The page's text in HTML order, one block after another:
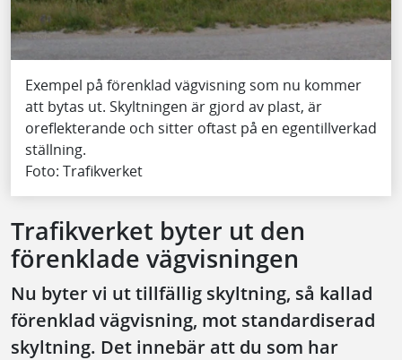
Exempel på förenklad vägvisning som nu kommer
att bytas ut. Skyltningen är gjord av plast, är
oreflekterande och sitter oftast på en egentillverkad
ställning.
Foto: Trafikverket
Trafikverket byter ut den
förenklade vägvisningen
Nu byter vi ut tillfällig skyltning, så kallad
förenklad vägvisning, mot standardiserad
skyltning. Det innebär att du som har